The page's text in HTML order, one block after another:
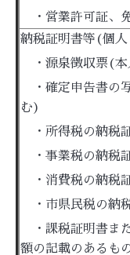
・営業許可証、
納税証明書等(個
・源泉徴収票(本
・確定申告書の
む)
・所得税の納税
・事業税の納税
・消費税の納税
・市県民税の納
・課税証明書ま
額の記載のあるも